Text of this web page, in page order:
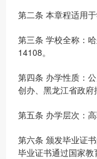
第二条 本章程适用
第三条 学校全称：
14108。
第四条 办学性质：
创办、黑龙江省政府
第五条 办学层次：高
第六条 颁发毕业证
毕业证书通过国家教